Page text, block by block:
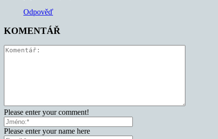
Odpověď
KOMENTÁŘ
Please enter your comment!
Please enter your name here